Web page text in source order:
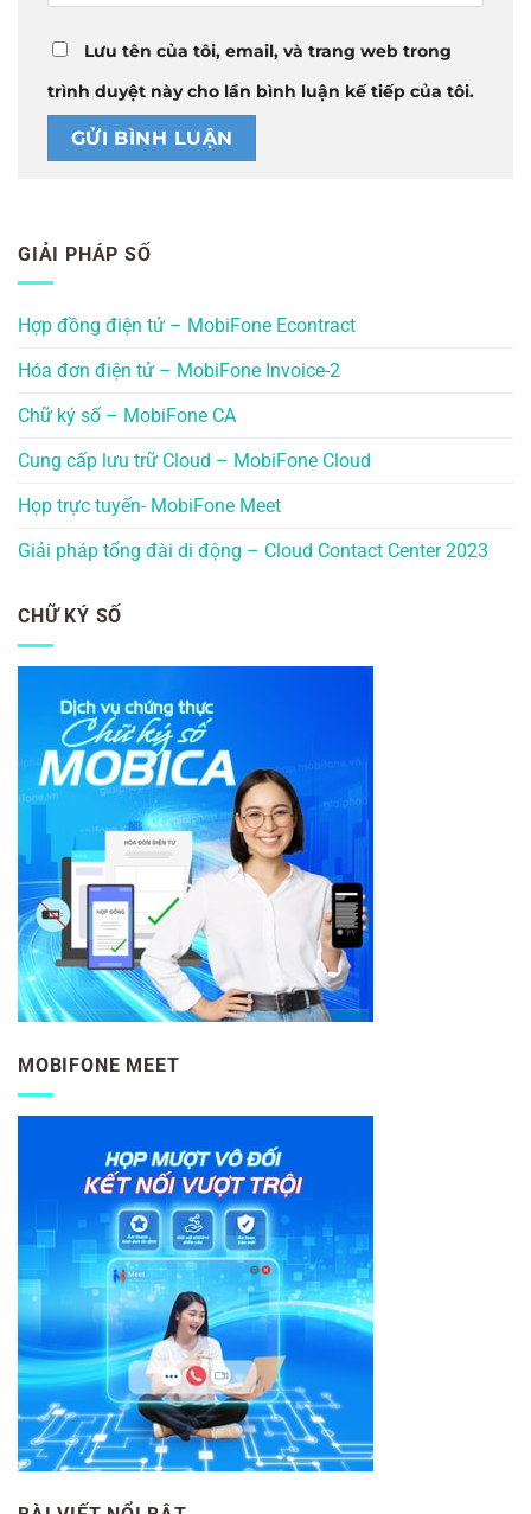
Lưu tên của tôi, email, và trang web trong
trình duyệt này cho lần bình luận kế tiếp của tôi.
GIẢI PHÁP SỐ
Hợp đồng điện tử – MobiFone Econtract
Hóa đơn điện tử – MobiFone Invoice-2
Chữ ký số – MobiFone CA
Cung cấp lưu trữ Cloud – MobiFone Cloud
Họp trực tuyến- MobiFone Meet
Giải pháp tổng đài di động – Cloud Contact Center 2023
CHỮ KÝ SỐ
MOBIFONE MEET